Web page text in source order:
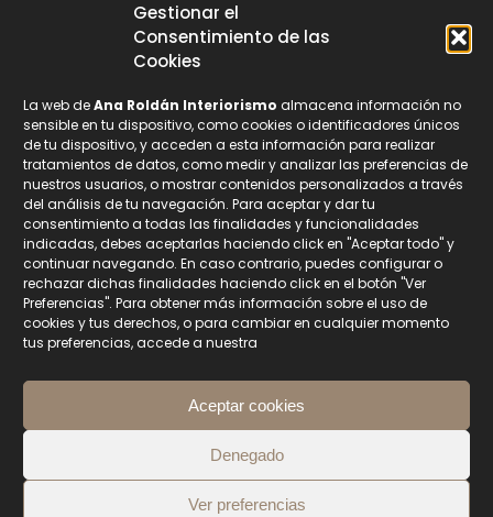
Gestionar el
Consentimiento de las
Cookies
La web deAna Roldán Interiorismo almacena información no
sensible en tu dispositivo, como cookies o identificadores únicos
de tu dispositivo, y acceden a esta información para realizar
tratamientos de datos, como medir y analizar las preferencias de
nuestros usuarios, o mostrar contenidos personalizados a través
del análisis de tu navegación. Para aceptar y dar tu
consentimiento a todas las finalidades y funcionalidades
indicadas, debes aceptarlas haciendo click en "Aceptar todo" y
continuar navegando. En caso contrario, puedes configurar o
rechazar dichas finalidades haciendo click en el botón "Ver
Preferencias". Para obtener más información sobre el uso de
cookies y tus derechos, o para cambiar en cualquier momento
tus preferencias, accede a nuestra
Aceptar cookies
Denegado
Ver preferencias
Suscríbete a nuestra Newsletter
Nombre
Email
Privacidad
Acepto laPolítica de Protección de Datos.
Sus datos están seguros con nosotros.
No soy un robot
Suscribirse